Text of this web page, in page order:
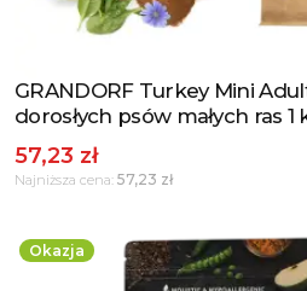
Zobacz produkt
GRANDORF Turkey Mini
dorosłych psów małych ras 1
57,23 zł
Najniższa cena: 57,23 zł
Okazja